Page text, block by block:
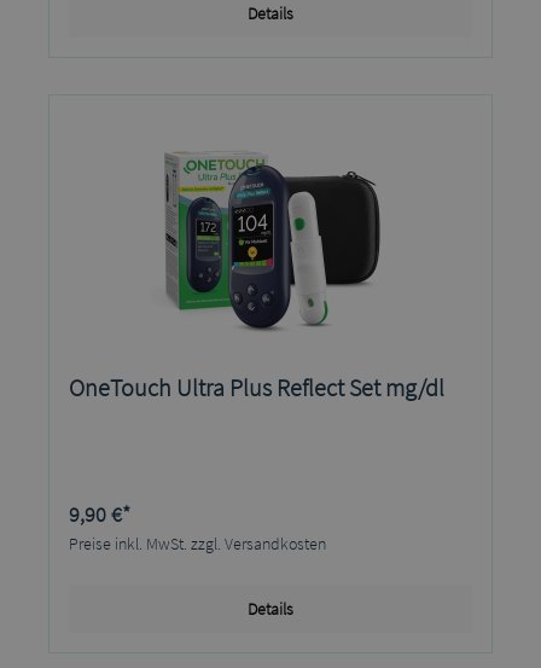
Details
OneTouch Ultra Plus Reflect Set mg/dl
9,90 €*
Preise inkl. MwSt. zzgl. Versandkosten
Details